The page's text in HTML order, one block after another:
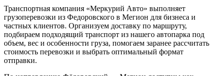
Транспортная компания «Меркурий Авто» выполняет
грузоперевозки из Федоровского в Мегион для бизнеса и
частных клиентов. Организуем доставку по маршруту,
подбираем подходящий транспорт из нашего автопарка под
объем, вес и особенности груза, помогаем заранее рассчитать
стоимость перевозки и выбрать оптимальный формат
отправки.